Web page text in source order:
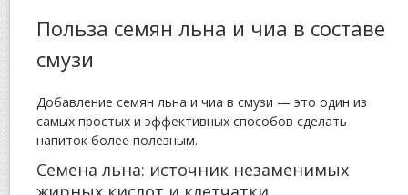
Польза семян льна и чиа в составе
смузи
Добавление семян льна и чиа в смузи — это один из
самых простых и эффективных способов сделать
напиток более полезным.
Семена льна: источник незаменимых